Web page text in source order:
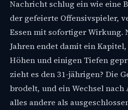
Nachricht schlug ein wie eine
der gefeierte Offensivspieler,
Essen mit sofortiger Wirkung.
Jahren endet damit ein
Höhen und einigen Tiefen
zieht es den 31-jährigen? Die
brodelt, und ein Wechsel
alles andere als